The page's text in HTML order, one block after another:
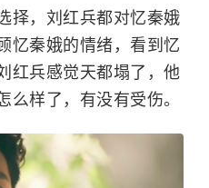
择，刘红兵都对忆秦娥
忆秦娥的情绪，看到忆
红兵感觉天都塌了，他
么样了，有没有受伤。